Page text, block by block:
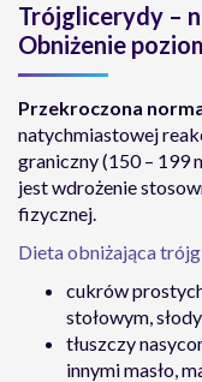
Trójglicerydy –
Obniżenie
Przekroczona
natychmiastowej
graniczny (150 – 199
jest wdrożenie
fizycznej.
Dieta obniżająca
cukrów
stołowym,
tłuszczy
innymi masło,